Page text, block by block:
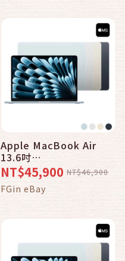
Apple MacBook Air
13.6吋
M5/10CPU/8GPU/16G/5
12G _ 台灣公司貨
NT$45,900 NT$46,900
FGin eBay